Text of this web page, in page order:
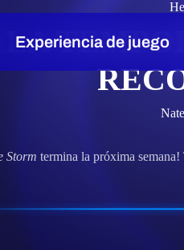
Storm termina la próxima semana!